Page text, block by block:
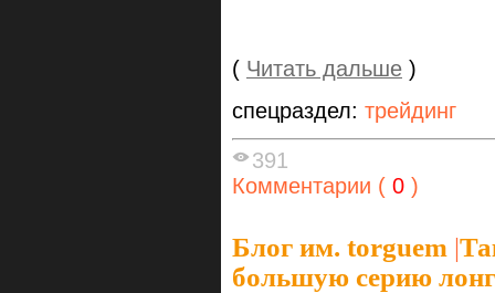
( Читать дальше )
спецраздел: трейдинг
391
Комментарии ( 0 )
Блог им. torguem |
большую серию